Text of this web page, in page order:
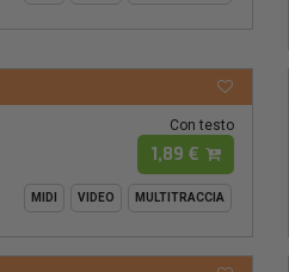
Con testo
1,89 €
MIDI VIDEO MULTITRACCIA